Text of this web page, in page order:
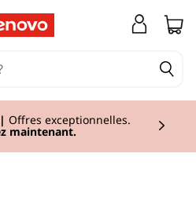
jusqu'à 43% de
sélectionnés.Acheter